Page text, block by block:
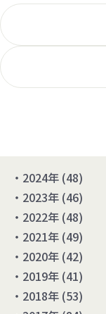
2024年 (48)
2023年 (46)
2022年 (48)
2021年 (49)
2020年 (42)
2019年 (41)
2018年 (53)